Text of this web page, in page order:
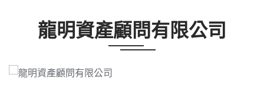
免費刊登龍明資產顧問有限公司